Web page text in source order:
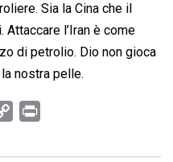
Sia la Cina che il
l’Iran è come
di petrolio. Dio non gioca
nostra pelle.
p
i